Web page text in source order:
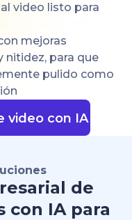
video listo para
mejoras
nitidez, para que
pulido como
video con IA
de
con IA para